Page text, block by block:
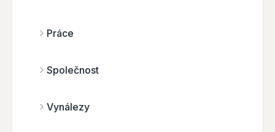
Práce
Společnost
Vynálezy